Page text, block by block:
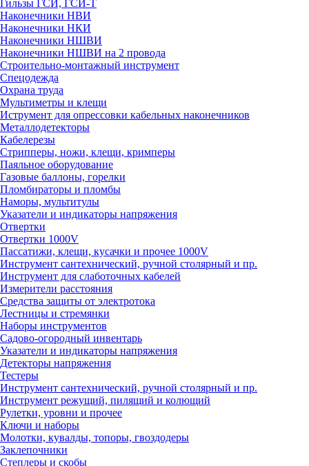
Гильзы ГСИ, ГСИ-Т
Наконечники НВИ
Наконечники НКИ
Наконечники НШВИ
Наконечники НШВИ на 2 провода
Строительно-монтажный инструмент
Спецодежда
Охрана труда
Мультиметры и клещи
Иструмент для опрессовки кабельных наконечников
Металлодетекторы
Кабелерезы
Стрипперы, ножи, клещи, кримперы
Паяльное оборудование
Газовые баллоны, горелки
Пломбираторы и пломбы
Наморы, мультитулы
Указатели и индикаторы напряжения
Отвертки
Отвертки 1000V
Пассатижи, клещи, кусачки и прочее 1000V
Инструмент сантехнический, ручной столярный и пр.
Инструмент для слаботочных кабелей
Измерители расстояния
Средства защиты от электротока
Лестницы и стремянки
Наборы инструментов
Садово-огородный инвентарь
Указатели и индикаторы напряжения
Детекторы напряжения
Тестеры
Инструмент сантехнический, ручной столярный и пр.
Инструмент режущий, пилящий и колющий
Рулетки, уровни и прочее
Ключи и наборы
Молотки, кувалды, топоры, гвоздодеры
Заклепочники
Степлеры и скобы